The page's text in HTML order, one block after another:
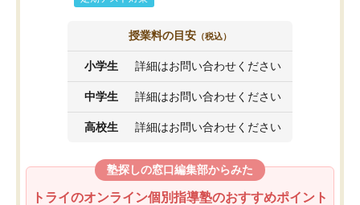
授業料の目安 （税込）
小学生 詳細はお問い合わせください
中学生 詳細はお問い合わせください
高校生 詳細はお問い合わせください
塾探しの窓口編集部からみた
トライのオンライン個別指導塾のおすすめポイント